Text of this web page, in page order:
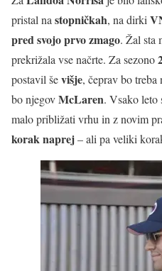
pristal na stopničkah, na dirki
pred svojo prvo zmago. Žal sta
prekrižala vse načrte. Za sezono
postavil ševišje, čeprav bo
bo njegovMcLaren. Vsako leto
malo približati vrhu in z novim
korak naprej– ali pa veliki